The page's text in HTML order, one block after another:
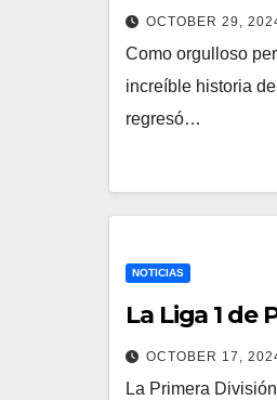
OCTOBER 29,
Como orgulloso
increíble historia
regresó…
NOTICIAS
La Liga 1 de
OCTOBER 17,
La Primera